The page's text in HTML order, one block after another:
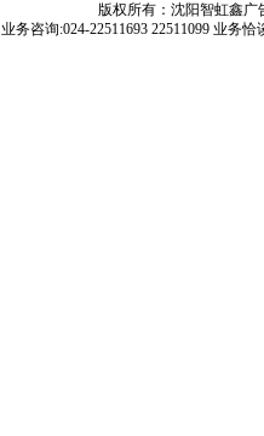
版权所有：沈阳智虹鑫广
业务咨询:024-22511693 22511099 业务